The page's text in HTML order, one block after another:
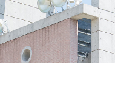
いじめ防止基本方針
防災
JSG講座／学習室
キリスト教活動
クラブ活動
帰国生の方へ